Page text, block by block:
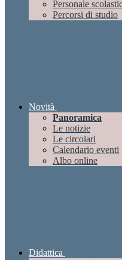
Personale
Percorsi di studio
Novità
Panoramica
Le notizie
Le circolari
Calendario eventi
Albo online
Didattica